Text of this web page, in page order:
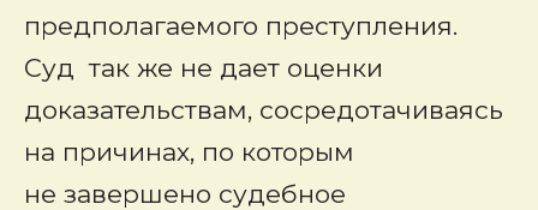
предполагаемого преступления.
Суд так же не дает оценки
доказательствам, сосредотачиваясь
на причинах, по которым
не завершено судебное